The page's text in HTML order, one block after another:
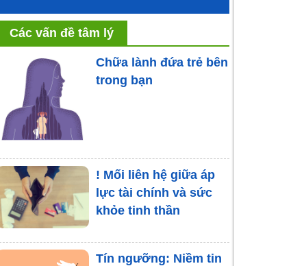
Các vấn đề tâm lý
Chữa lành đứa trẻ bên
trong bạn
! Mối liên hệ giữa áp
lực tài chính và sức
khỏe tinh thần
Tín ngưỡng: Niềm tin